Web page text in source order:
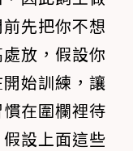
先把你不想
放，假設你
始訓練，讓
在圍欄裡待
設上面這些